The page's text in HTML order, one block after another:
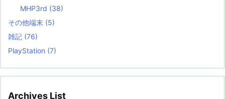
MHP3rd (38)
その他端末 (5)
雑記 (76)
PlayStation (7)
Archives List